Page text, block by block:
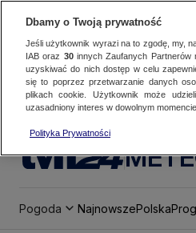
Pogoda NajnowszePolska
Dbamy o Twoją prywatność
Jeśli użytkownik wyrazi na to zgodę, my,
IAB oraz 30innych Zaufanych Partnerów
uzyskiwać do nich dostęp w celu
się to poprzez przetwarzanie danych
plikach cookie. Użytkownik może
uzasadniony interes w dowolnym
Polityka Prywatności